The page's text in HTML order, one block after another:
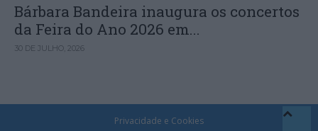
Bárbara Bandeira inaugura os concertos
da Feira do Ano 2026 em...
30 DE JULHO, 2026
Privacidade e Cookies